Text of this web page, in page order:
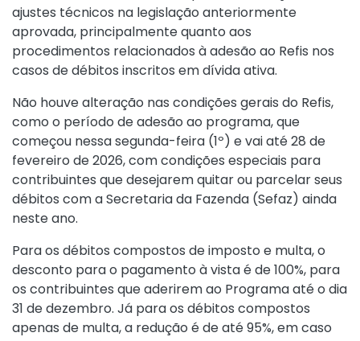
ajustes técnicos na legislação anteriormente
aprovada, principalmente quanto aos
procedimentos relacionados à adesão ao Refis nos
casos de débitos inscritos em dívida ativa.
Não houve alteração nas condições gerais do Refis,
como o período de adesão ao programa, que
começou nessa segunda-feira (1º) e vai até 28 de
fevereiro de 2026, com condições especiais para
contribuintes que desejarem quitar ou parcelar seus
débitos com a Secretaria da Fazenda (Sefaz) ainda
neste ano.
Para os débitos compostos de imposto e multa, o
desconto para o pagamento à vista é de 100%, para
os contribuintes que aderirem ao Programa até o dia
31 de dezembro. Já para os débitos compostos
apenas de multa, a redução é de até 95%, em caso